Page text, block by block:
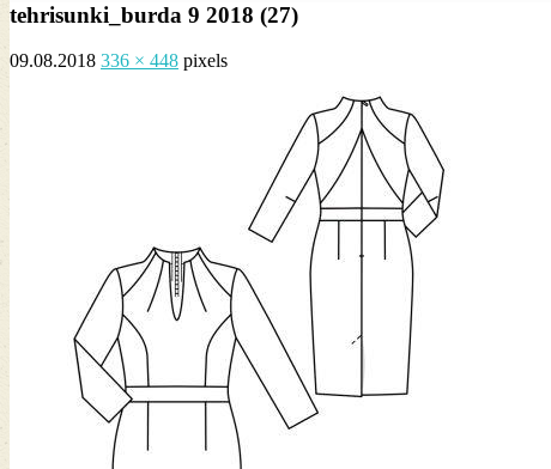
tehrisunki_burda 9 2018 (27)
09.08.2018 336 × 448 pixels